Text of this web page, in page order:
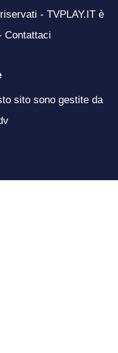
- TVPLAY.IT è
Contattaci
sito sono gestite da